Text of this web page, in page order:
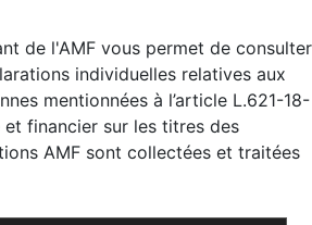
de l'AMF vous permet de consulter
individuelles relatives aux
mentionnées à l’article L.621-18-
financier sur les titres des
AMF sont collectées et traitées